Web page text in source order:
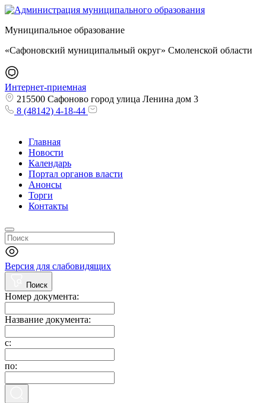
Муниципальное образование
«Сафоновский муниципальный округ» Смоленской области
Интернет-приемная
215500 Сафоново город улица Ленина дом 3
8 (48142) 4-18-44
Главная
Новости
Календарь
Портал органов власти
Анонсы
Торги
Контакты
Версия для слабовидящих
Поиск
Номер документа:
Название документа:
с:
по: